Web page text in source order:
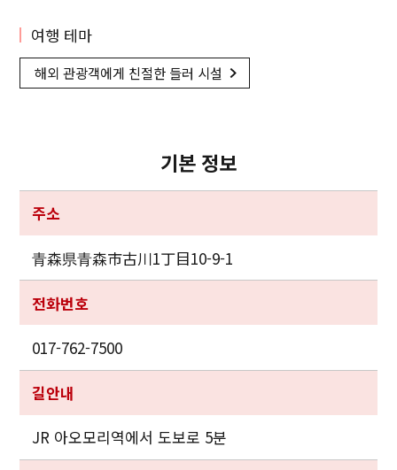
여행 테마
해외 관광객에게 친절한 들러 시설
기본 정보
주소
青森県青森市古川1丁目10-9-1
전화번호
017-762-7500
길안내
JR 아오모리역에서 도보로 5분